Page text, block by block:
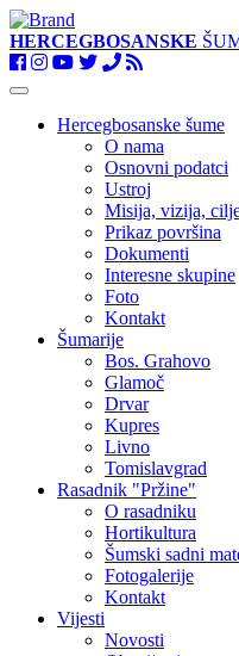
HERCEGBOSANSKE
Toggle
navigationHercegbosanske šume
O nama
Osnovni podatci
Ustroj
Misija, vizija,
Prikaz površina
Dokumenti
Interesne skupine
Foto
Kontakt
Šumarije
Bos. Grahovo
Glamoč
Drvar
Kupres
Livno
Tomislavgrad
Rasadnik "Pržine"
O rasadniku
Hortikultura
Šumski sadni
Fotogalerije
Kontakt
Vijesti
Novosti